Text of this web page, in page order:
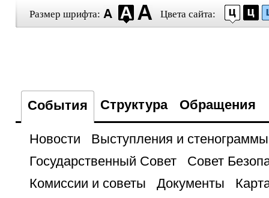
Размер шрифта: Цвета сайта:
События Структура Обращения
Новости
Выступления и стенограммы
Государственный Совет
Совет
Комиссии и советы
Документы